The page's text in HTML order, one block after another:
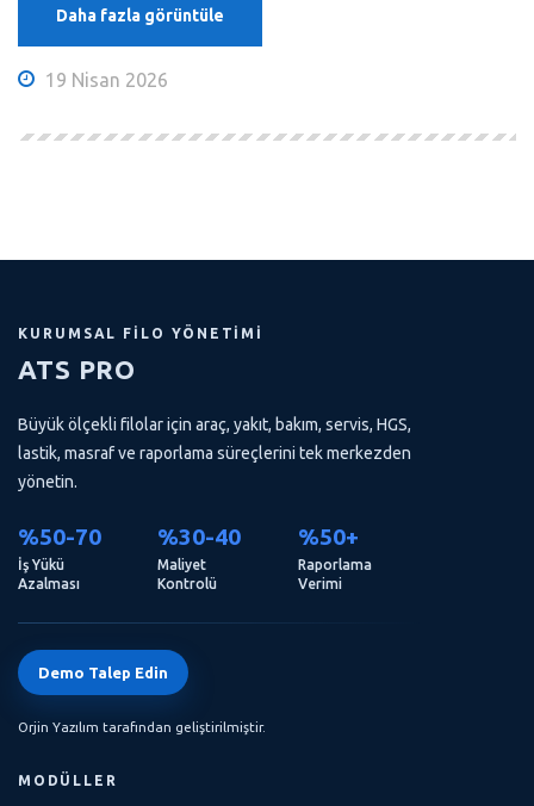
Daha fazla görüntüle
19 Nisan 2026
KURUMSAL FILO YÖNETIMI
ATS PRO
Büyük ölçekli filolar için araç, yakıt, bakım, servis, HGS,
lastik, masraf ve raporlama süreçlerini tek merkezden
yönetin.
%50-70
İş Yükü
Azalması
%30-40
Maliyet
Kontrolü
%50+
Raporlama
Verimi
Demo Talep Edin
Orjin Yazılım tarafından geliştirilmiştir.
MODÜLLER